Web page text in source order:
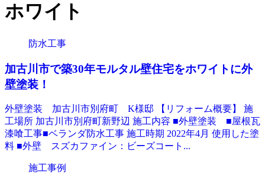
ホワイト
防水工事
加古川市で築30年モルタル壁住宅をホワイトに外
壁塗装！
外壁塗装 加古川市別府町 K様邸 【リフォーム概要】 施
工場所 加古川市別府町新野辺 施工内容 ■外壁塗装 ■屋根瓦
漆喰工事■ベランダ防水工事 施工時期 2022年4月 使用した塗
料 ■外壁 スズカファイン：ビーズコート...
施工事例